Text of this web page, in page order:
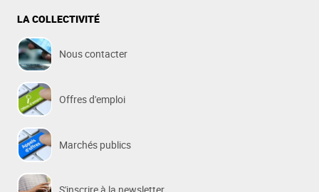
LA COLLECTIVITÉ
Nous contacter
Offres d'emploi
Marchés publics